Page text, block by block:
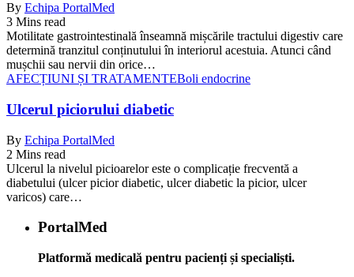
By Echipa PortalMed
3 Mins read
Motilitate gastrointestinală înseamnă mișcările tractului digestiv care
determină tranzitul conținutului în interiorul acestuia. Atunci când
mușchii sau nervii din orice…
AFECȚIUNI ȘI TRATAMENTEBoli endocrine
Ulcerul piciorului diabetic
By Echipa PortalMed
2 Mins read
Ulcerul la nivelul picioarelor este o complicație frecventă a
diabetului (ulcer picior diabetic, ulcer diabetic la picior, ulcer
varicos) care…
PortalMed
Platformă medicală pentru pacienți și specialiști.